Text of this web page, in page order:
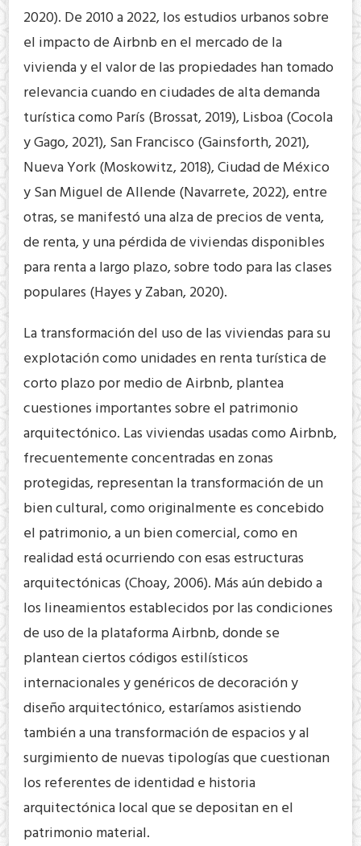
2020). De 2010 a 2022, los estudios urbanos sobre
el impacto de Airbnb en el mercado de la
vivienda y el valor de las propiedades han tomado
relevancia cuando en ciudades de alta demanda
turística como París (Brossat, 2019), Lisboa (Cocola
y Gago, 2021), San Francisco (Gainsforth, 2021),
Nueva York (Moskowitz, 2018), Ciudad de México
y San Miguel de Allende (Navarrete, 2022), entre
otras, se manifestó una alza de precios de venta,
de renta, y una pérdida de viviendas disponibles
para renta a largo plazo, sobre todo para las clases
populares (Hayes y Zaban, 2020).
La transformación del uso de las viviendas para su
explotación como unidades en renta turística de
corto plazo por medio de Airbnb, plantea
cuestiones importantes sobre el patrimonio
arquitectónico. Las viviendas usadas como Airbnb,
frecuentemente concentradas en zonas
protegidas, representan la transformación de un
bien cultural, como originalmente es concebido
el patrimonio, a un bien comercial, como en
realidad está ocurriendo con esas estructuras
arquitectónicas (Choay, 2006). Más aún debido a
los lineamientos establecidos por las condiciones
de uso de la plataforma Airbnb, donde se
plantean ciertos códigos estilísticos
internacionales y genéricos de decoración y
diseño arquitectónico, estaríamos asistiendo
también a una transformación de espacios y al
surgimiento de nuevas tipologías que cuestionan
los referentes de identidad e historia
arquitectónica local que se depositan en el
patrimonio material.